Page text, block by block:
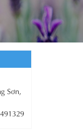
Sơn,